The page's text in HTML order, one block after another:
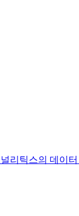
리틱스의 데이